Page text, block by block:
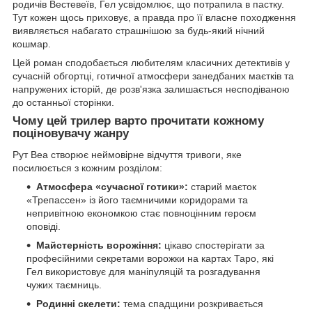
родичів Вестевеїв, Гел усвідомлює, що потрапила в пастку.
Тут кожен щось приховує, а правда про її власне походження
виявляється набагато страшнішою за будь-який нічний
кошмар.
Цей роман сподобається любителям класичних детективів у
сучасній обгортці, готичної атмосфери занедбаних маєтків та
напружених історій, де розв'язка залишається несподіваною
до останньої сторінки.
Чому цей трилер варто прочитати кожному
поціновувачу жанру
Рут Веа створює неймовірне відчуття тривоги, яке
посилюється з кожним розділом:
Атмосфера «сучасної готики»: старий маєток
«Трепассен» із його таємничими коридорами та
непривітною економкою стає повноцінним героєм
оповіді.
Майстерність ворожіння: цікаво спостерігати за
професійними секретами ворожки на картах Таро, які
Гел використовує для маніпуляцій та розгадування
чужих таємниць.
Родинні скелети: тема спадщини розкривається